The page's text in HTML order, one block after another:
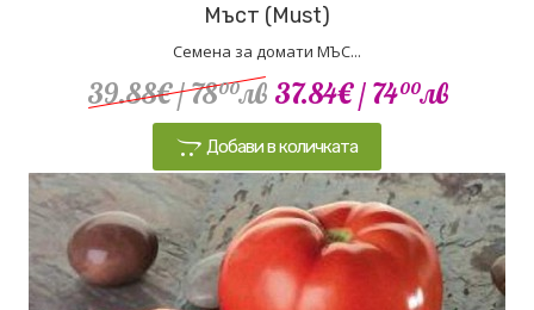
Мъст (Must)
Семена за домати МЪС...
39.88€/ 7800лв 37.84€/ 7400лв
Добави в количката